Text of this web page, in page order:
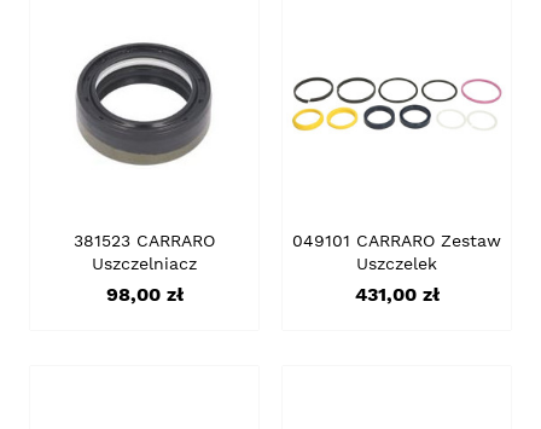
381523 CARRARO
Uszczelniacz
Cena
98,00 zł
049101 CARRARO Zestaw
Uszczelek
Cena
431,00 zł